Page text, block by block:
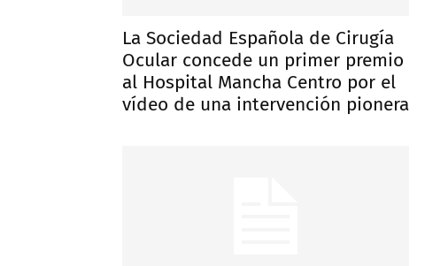
La Sociedad Española de Cirugía
Ocular concede un primer premio
al Hospital Mancha Centro por el
vídeo de una intervención pionera